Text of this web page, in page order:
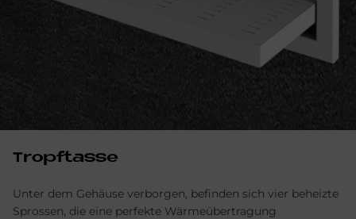
Tropf­tas­se
Unter dem Gehäuse verborgen, befinden sich vier beheizte
Sprossen, die eine perfekte Wärmeübertragung